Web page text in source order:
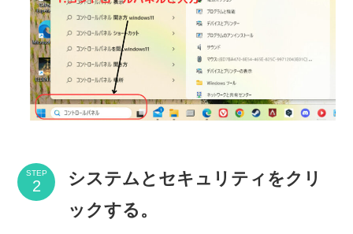
STEP
システムとセキュリティをクリ
ックする。